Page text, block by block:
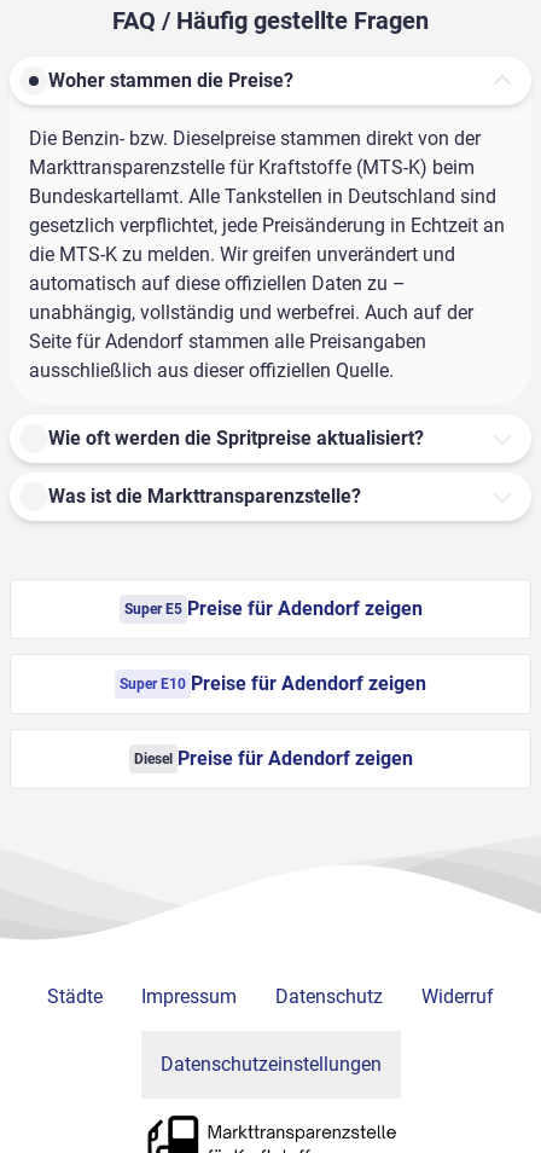
FAQ / Häufig gestellte Fragen
Woher stammen die Preise?
Die Benzin- bzw. Dieselpreise stammen direkt von der
Markttransparenzstelle für Kraftstoffe (MTS-K) beim
Bundeskartellamt. Alle Tankstellen in Deutschland sind
gesetzlich verpflichtet, jede Preisänderung in Echtzeit an
die MTS-K zu melden. Wir greifen unverändert und
automatisch auf diese offiziellen Daten zu –
unabhängig, vollständig und werbefrei. Auch auf der
Seite für Adendorf stammen alle Preisangaben
ausschließlich aus dieser offiziellen Quelle.
Wie oft werden die Spritpreise aktualisiert?
Was ist die Markttransparenzstelle?
Super E5 Preise für Adendorf zeigen
Super E10 Preise für Adendorf zeigen
Diesel Preise für Adendorf zeigen
Städte Impressum Datenschutz Widerruf
Datenschutzeinstellungen